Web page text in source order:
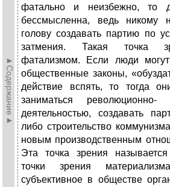
►Содержание►
фатально и неизбежно, то
бессмысленна, ведь никому
голову создавать партию по
затмения. Такая точка
фатализмом. Если люди могут
общественные законы,
действие вспять, то тогда
заниматься революционно-
деятельностью, создавать
либо строительство
новым производственным
Эта точка зрения
точки зрения
субъективное в обществе